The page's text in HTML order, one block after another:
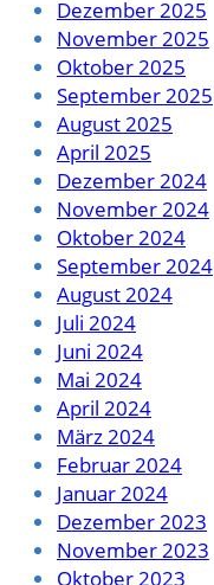
Dezember 2025
November 2025
Oktober 2025
September 2025
August 2025
April 2025
Dezember 2024
November 2024
Oktober 2024
September 2024
August 2024
Juli 2024
Juni 2024
Mai 2024
April 2024
März 2024
Februar 2024
Januar 2024
Dezember 2023
November 2023
Oktober 2023